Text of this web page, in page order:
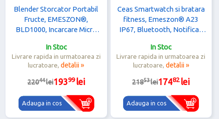
Blender Storcator Portabil
Fructe, EMESZON®,
BLD1000, Incarcare Micro
Putere 40W 21000 RPM,
albastru
In Stoc
Livrare rapida in urmatoarea zi
lucratoare, detalii »
22044lei19399 lei
Adauga in cos
Ceas Smartwatch si bratara
fitness, Emeszon® A23
IP67, Bluetooth, Notificari
activitati fizice, negru
In Stoc
Livrare rapida in urmatoarea zi
lucratoare, detalii »
21853lei17482 lei
Adauga in cos